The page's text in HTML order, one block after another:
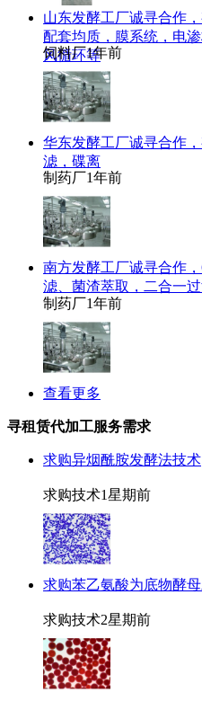
山东发酵工厂诚寻合作
配套均质，膜系统，电
风循环等
饲料厂1年前
华东发酵工厂诚寻合作
滤，碟离
制药厂1年前
南方发酵工厂诚寻合作
滤、菌渣萃取，二合一
制药厂1年前
查看更多
寻租赁代加工服务需求
求购异烟酰胺发酵法技术
求购技术1星期前
求购苯乙氨酸为底物酵
求购技术2星期前